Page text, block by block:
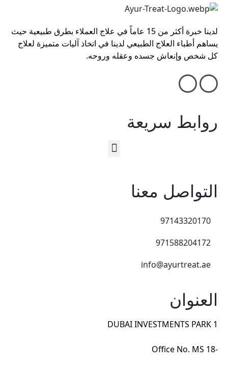
لدينا خبرة أكثر من 15 عاماً في علاج العملاء بطرق طبيعية حيث
يساهم أطباء العلاج الطبيعي لدينا في اتخاذ آليات متميزة لعلاج
كل شخص وإنعاش جسده وعقله وروحه.
روابط سريعة
التواصل معنا
97143320170
971588204172
info@ayurtreat.ae
العنوان
DUBAI INVESTMENTS PARK 1
-Office No. MS 18